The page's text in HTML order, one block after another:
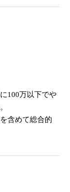
100万以下でや
含めて総合的